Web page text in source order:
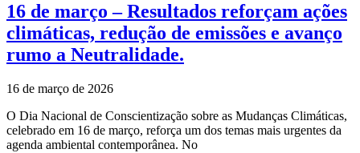
16 de março – Resultados reforçam ações
climáticas, redução de emissões e avanço
rumo a Neutralidade.
16 de março de 2026
O Dia Nacional de Conscientização sobre as Mudanças Climáticas,
celebrado em 16 de março, reforça um dos temas mais urgentes da
agenda ambiental contemporânea. No